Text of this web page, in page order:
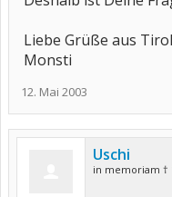
Liebe Grüße aus
Monsti
12. Mai 2003
Uschi
in memoriam †